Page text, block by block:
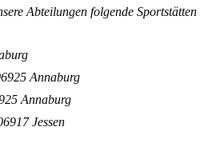
Abteilungen folgende Sportstätten
Annaburg
Annaburg
Jessen